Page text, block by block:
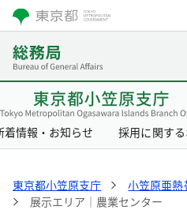
着情報・お知らせ 採用に関す
東京都小笠原支庁
小笠原亜熱
展示エリア｜農業センター